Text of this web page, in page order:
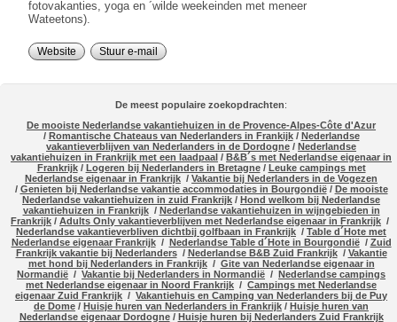
fotovakanties, yoga en ´wilde weekeinden met meneer
Wateetons).
Website Stuur e-mail
De meest populaire zoekopdrachten:
De mooiste Nederlandse vakantiehuizen in de Provence-Alpes-Côte d'Azur
/ Romantische Chateaus van Nederlanders in Frankijk/ Nederlandse
vakantieverblijven van Nederlanders in de Dordogne /Nederlandse
vakantiehuizen in Frankrijk met een laadpaal /B&B´s met Nederlandse eigenaar in
Frankrijk/ Logeren bij Nederlanders in Bretagne/ Leuke campings met
Nederlandse eigenaar in Frankrijk /Vakantie bij Nederlanders in de Vogezen
/ Genieten bij Nederlandse vakantie accommodaties in Bourgondië/ De mooiste
Nederlandse vakantiehuizen in zuid Frankrijk /Hond welkom bij Nederlandse
vakantiehuizen in Frankrijk/ Nederlandse vakantiehuizen in wijngebieden in
Frankrijk /Adults Only vakantieverblijven met Nederlandse eigenaar in Frankrijk /
Nederlandse vakantieverbliven dichtbij golfbaan in Frankrijk /Table d´Hote met
Nederlandse eigenaar Frankrijk/ Nederlandse Table d´Hote in Bourgondië/ Zuid
Frankrijk vakantie bij Nederlanders/ Nederlandse B&B Zuid Frankrijk/ Vakantie
met hond bij Nederlanders in Frankrijk/ Gite van Nederlandse eigenaar in
Normandië /Vakantie bij Nederlanders in Normandië /Nederlandse campings
met Nederlandse eigenaar in Noord Frankrijk /Campings met Nederlandse
eigenaar Zuid Frankrijk /Vakantiehuis en Camping van Nederlanders bij de Puy
de Dome /Huisje huren van Nederlanders in Frankrijk /Huisje huren van
Nederlandse eigenaar Dordogne/ Huisje huren bij Nederlanders Zuid Frankrijk